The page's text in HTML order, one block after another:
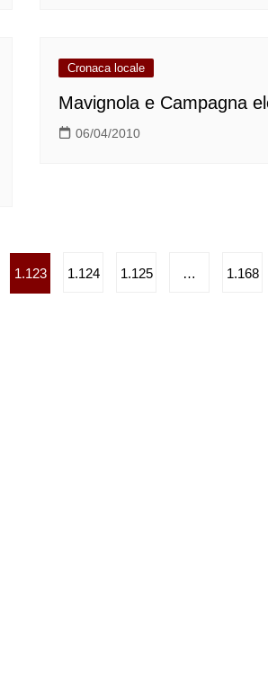
Cronaca locale
Mavignola e Campagna
06/04/2010
1.123 1.124 1.125 … 1.168